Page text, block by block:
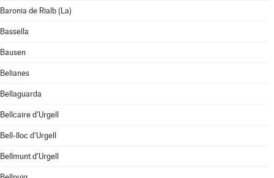
Baronia de Rialb (La)
Bassella
Bausen
Belianes
Bellaguarda
Bellcaire d'Urgell
Bell-lloc d'Urgell
Bellmunt d'Urgell